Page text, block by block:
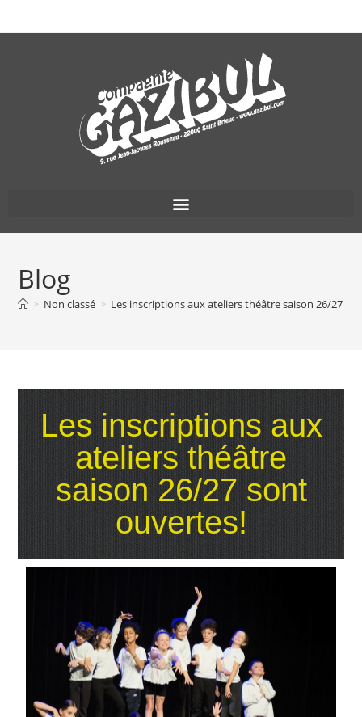
Blog
> Non classé > Les inscriptions aux ateliers théâtre saison 26/27
Les inscriptions aux
ateliers théâtre
saison 26/27 sont
ouvertes!